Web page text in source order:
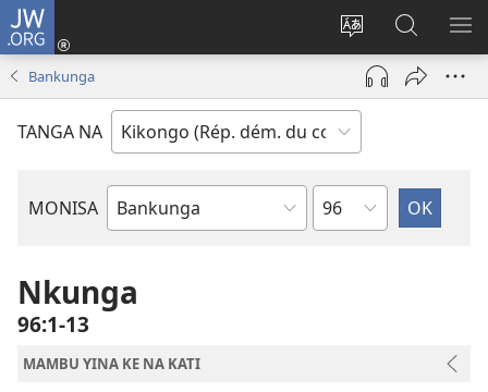
JW.ORG
Soba
ndinga
ya
site
yai
Kukota
(ke
kangula
ya
mpa)
Kusosa
na
JW.ORG
Bankunga
TANGA NA
MONISA
Mikanda
Kapu
Nkunga
96:1-13
MAMBU YINA KE NA KATI